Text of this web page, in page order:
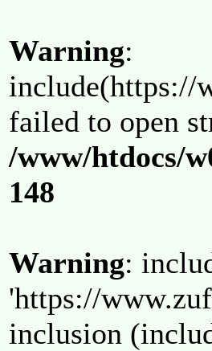
Warning:
include(https://
failed to open
/www/htdocs/
148
Warning:
'https://
inclusion